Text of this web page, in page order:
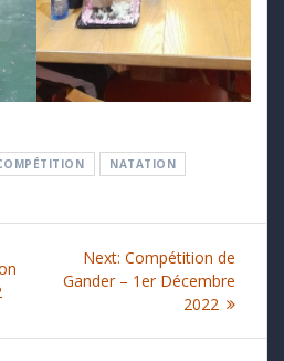
NATATION
Next: Next
post:
Compétition de
Gander – 1er Décembre
2022